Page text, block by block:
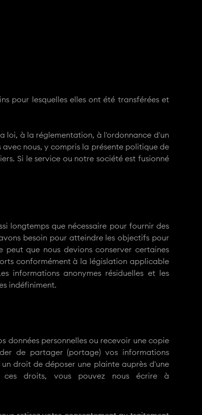
pour lesquelles elles ont été transférées et
loi, à la réglementation, à l'ordonnance d'un
nous, y compris la présente politique de
Si le service ou notre société est fusionné
longtemps que nécessaire pour fournir des
besoin pour atteindre les objectifs pour
que nous devions conserver certaines
conformément à la législation applicable
informations anonymes résiduelles et les
indéfiniment.
données personnelles ou recevoir une copie
de partager (portage) vos informations
droit de déposer une plainte auprès d'une
droits, vous pouvez nous écrire à